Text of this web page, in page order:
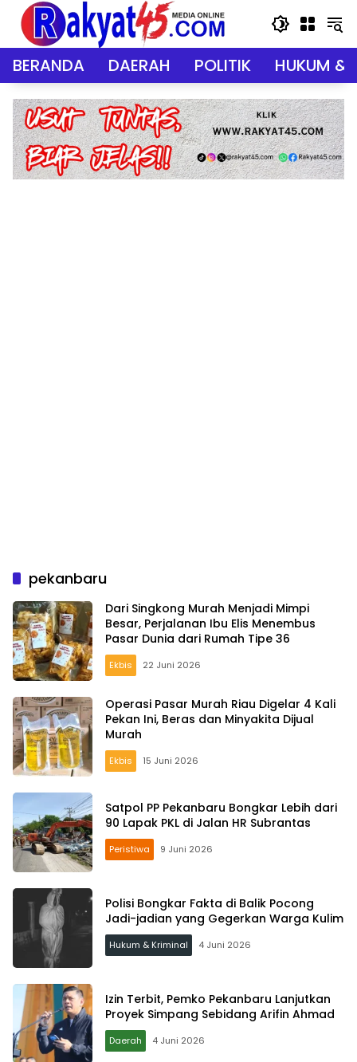
Langsung
konten
BERANDA DAERAH POLITIK HUKUM &
pekanbaru
Dari Singkong Murah Menjadi Mimpi
Besar, Perjalanan Ibu Elis Menembus
Pasar Dunia dari Rumah Tipe 36
Ekbis 22 Juni 2026
Operasi Pasar Murah Riau Digelar 4 Kali
Pekan Ini, Beras dan Minyakita Dijual
Murah
Ekbis 15 Juni 2026
Satpol PP Pekanbaru Bongkar Lebih dari
90 Lapak PKL di Jalan HR Subrantas
Peristiwa 9 Juni 2026
Polisi Bongkar Fakta di Balik Pocong
Jadi-jadian yang Gegerkan Warga Kulim
Hukum & Kriminal 4 Juni 2026
Izin Terbit, Pemko Pekanbaru Lanjutkan
Proyek Simpang Sebidang Arifin Ahmad
Daerah 4 Juni 2026